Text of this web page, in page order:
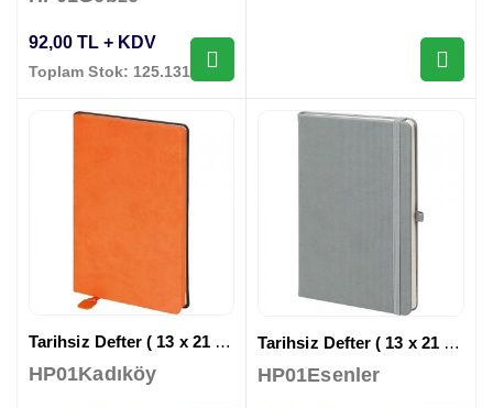
92,00 TL + KDV
Toplam Stok: 125.131 Adet
Tarihsiz Defter ( 13 x 21 cm )
HP01Kadıköy
Tarihsiz Defter ( 13 x 21 cm )
HP01Esenler